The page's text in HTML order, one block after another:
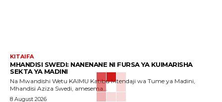
KITAIFA
MHANDISI SWEDI: NANENANE NI FURSA YA KUIMARISHA
SEKTA YA MADINI
Na Mwandishi Wetu KAIMU Katibu Mtendaji wa Tume ya Madini,
Mhandisi Aziza Swedi, amesema...
8 August 2026